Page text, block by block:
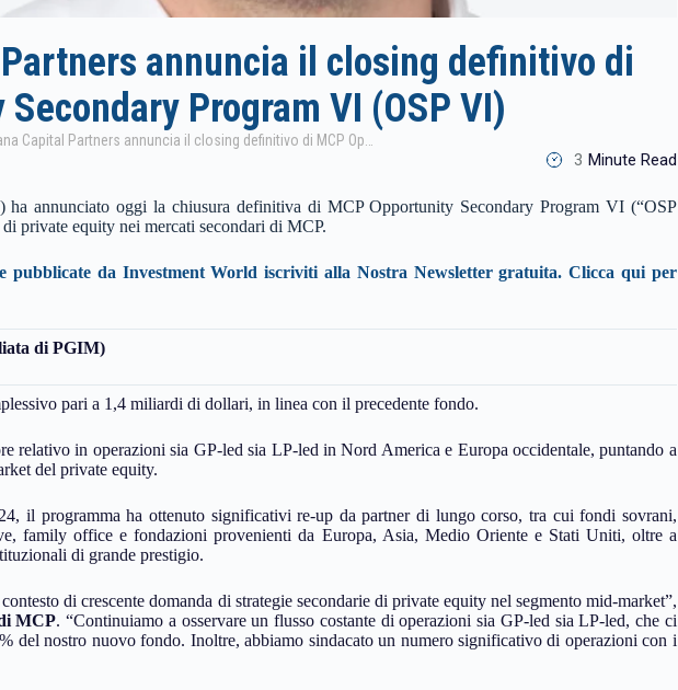
annuncia il closing definitivo di
Program VI (OSP VI)
3 Minute Read
ha annunciato oggi la chiusura definitiva di MCP Opportunity Secondary Program VI (“OSP
private equity nei mercati secondari di MCP.
pubblicate da Investment World iscriviti alla Nostra Newsletter gratuita.Clicca qui per
di PGIM)
pari a 1,4 miliardi di dollari, in linea con il precedente fondo.
relativo in operazioni sia GP-led sia LP-led in Nord America e Europa occidentale, puntando a
del private equity.
il programma ha ottenuto significativi re-up da partner di lungo corso, tra cui fondi sovrani,
family office e fondazioni provenienti da Europa, Asia, Medio Oriente e Stati Uniti, oltre a
di grande prestigio.
di crescente domanda di strategie secondarie di private equity nel segmento mid-market”,
MCP. “Continuiamo a osservare un flusso costante di operazioni sia GP-led sia LP-led, che ci
del nostro nuovo fondo. Inoltre, abbiamo sindacato un numero significativo di operazioni con i